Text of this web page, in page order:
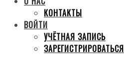
КОНТАКТЫ
ВОЙТИ
УЧЁТНАЯ ЗАПИСЬ
ЗАРЕГИСТРИРОВАТЬСЯ